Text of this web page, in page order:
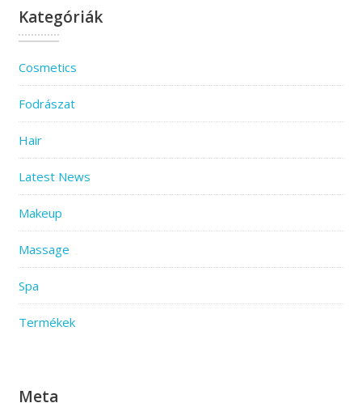
Kategóriák
Cosmetics
Fodrászat
Hair
Latest News
Makeup
Massage
Spa
Termékek
Meta